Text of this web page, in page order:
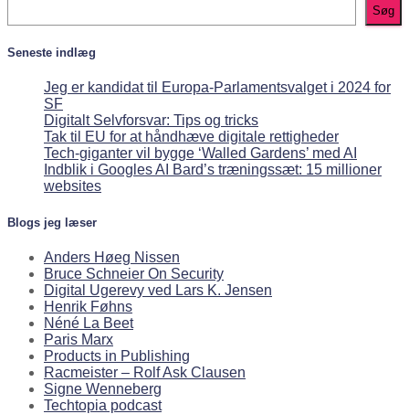
Søg
Seneste indlæg
Jeg er kandidat til Europa-Parlamentsvalget i 2024 for
SF
Digitalt Selvforsvar: Tips og tricks
Tak til EU for at håndhæve digitale rettigheder
Tech-giganter vil bygge ‘Walled Gardens’ med AI
Indblik i Googles AI Bard’s træningssæt: 15 millioner
websites
Blogs jeg læser
Anders Høeg Nissen
Bruce Schneier On Security
Digital Ugerevy ved Lars K. Jensen
Henrik Føhns
Néné La Beet
Paris Marx
Products in Publishing
Racmeister – Rolf Ask Clausen
Signe Wenneberg
Techtopia podcast